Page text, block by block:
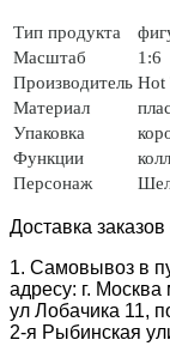
Тип продукта
Масштаб
1:6
Производитель Hot
Материал
Упаковка
Функции
Персонаж
Доставка
1. Самовывоз в
адресу: г.
ул Лобачика 11,
2-я Рыбинская